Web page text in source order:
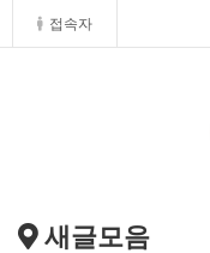
접속자
새글모음